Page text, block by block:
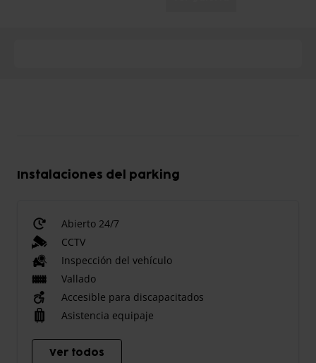
Instalaciones del parking
Abierto 24/7
CCTV
Inspección del vehículo
Vallado
Accesible para discapacitados
Asistencia equipaje
Ver todos